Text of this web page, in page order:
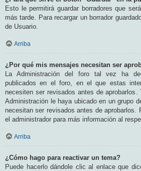
Esto le permitirá guardar borradores que
más tarde. Para recargar un borrador
de Usuario.
Arriba
¿Por qué mis mensajes necesitan ser
La Administración del foro tal vez ha
publicados en el foro, en el que estas
necesiten ser revisados antes de
Administración le haya ubicado en un grupo
necesitan ser revisados antes de aprobarlos.
el administrador para más información al
Arriba
¿Cómo hago para reactivar un tema?
Puede hacerlo dándole clic al enlace que